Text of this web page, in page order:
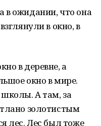
ожидании, что она
в окно, в
в деревне, а
окно в мире.
А там, за
золотистым
лес. Лес был тоже